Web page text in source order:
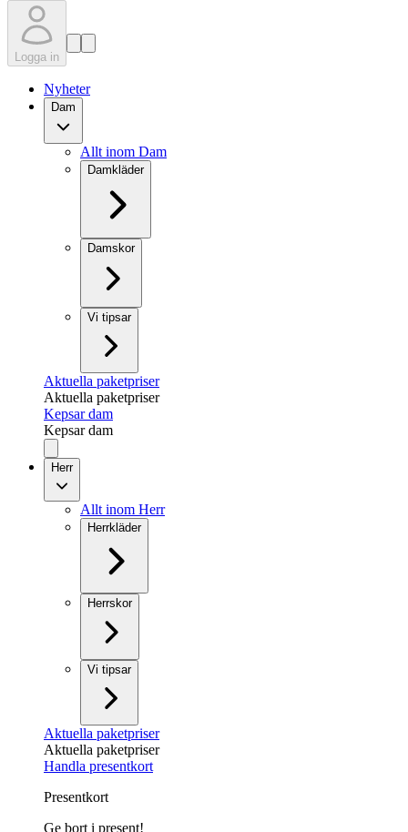
Logga in
Nyheter
Dam
Allt inom Dam
Damkläder
Damskor
Vi tipsar
Aktuella paketpriser
Aktuella paketpriser
Kepsar dam
Kepsar dam
Herr
Allt inom Herr
Herrkläder
Herrskor
Vi tipsar
Aktuella paketpriser
Aktuella paketpriser
Handla presentkort
Presentkort
Ge bort i present!